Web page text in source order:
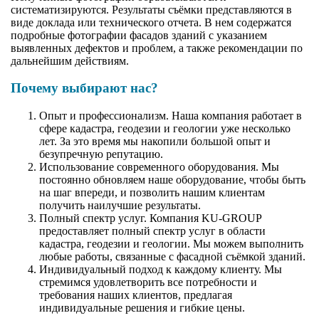
систематизируются. Результаты съёмки представляются в
виде доклада или технического отчета. В нем содержатся
подробные фотографии фасадов зданий с указанием
выявленных дефектов и проблем, а также рекомендации по
дальнейшим действиям.
Почему выбирают нас?
Опыт и профессионализм. Наша компания работает в
сфере кадастра, геодезии и геологии уже несколько
лет. За это время мы накопили большой опыт и
безупречную репутацию.
Использование современного оборудования. Мы
постоянно обновляем наше оборудование, чтобы быть
на шаг впереди, и позволить нашим клиентам
получить наилучшие результаты.
Полный спектр услуг. Компания KU-GROUP
предоставляет полный спектр услуг в области
кадастра, геодезии и геологии. Мы можем выполнить
любые работы, связанные с фасадной съёмкой зданий.
Индивидуальный подход к каждому клиенту. Мы
стремимся удовлетворить все потребности и
требования наших клиентов, предлагая
индивидуальные решения и гибкие цены.